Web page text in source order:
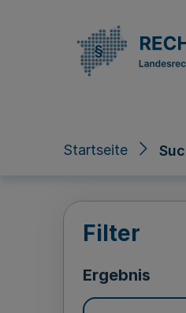
Startseite
Filter
Ergebnis